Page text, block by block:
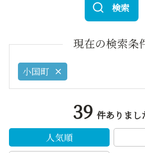
検索
現在の検索条
小国町
39 件ありまし
人気順